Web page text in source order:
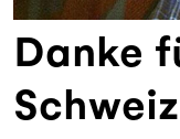
Danke
Schweiz